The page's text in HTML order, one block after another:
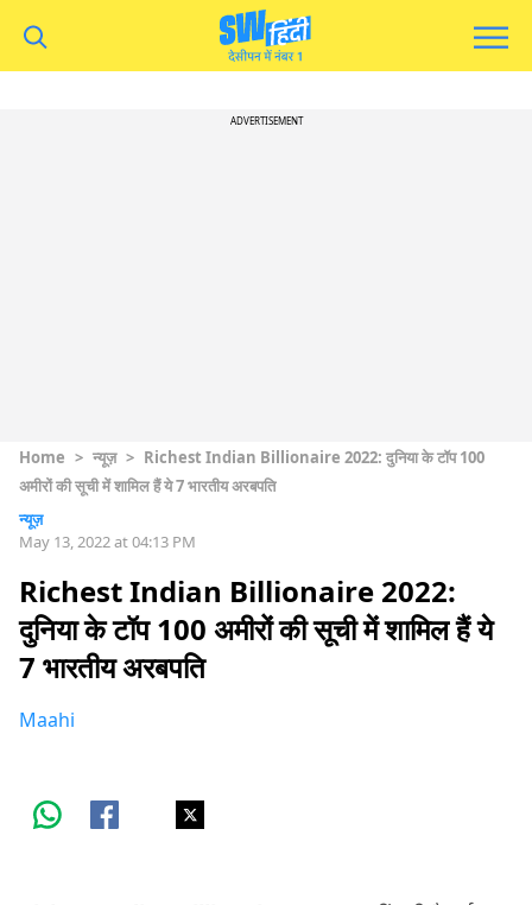
ADVERTISEMENT
Home > न्यूज़ > Richest Indian Billionaire 2022: दुनिया के टॉप 100
अमीरों की सूची में शामिल हैं ये 7 भारतीय अरबपति
न्यूज़
May 13, 2022 at 04:13 PM
Richest Indian Billionaire 2022:
दुनिया के टॉप 100 अमीरों की सूची में शामिल हैं ये
7 भारतीय अरबपति
Maahi